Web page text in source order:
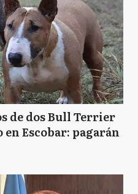
de dos Bull Terrier
Escobar: pagarán